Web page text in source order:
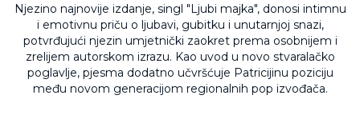
Njezino najnovije izdanje, singl "Ljubi majka", donosi intimnu
i emotivnu priču o ljubavi, gubitku i unutarnjoj snazi,
potvrđujući njezin umjetnički zaokret prema osobnijem i
zrelijem autorskom izrazu. Kao uvod u novo stvaralačko
poglavlje, pjesma dodatno učvršćuje Patricijinu poziciju
među novom generacijom regionalnih pop izvođača.